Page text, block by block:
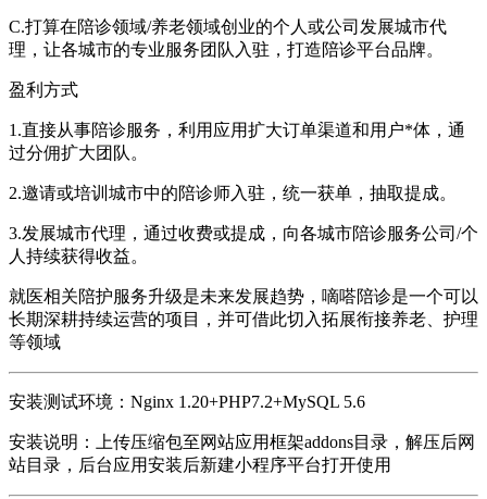
C.打算在陪诊领域/养老领域创业的个人或公司发展城市代
理，让各城市的专业服务团队入驻，打造陪诊平台品牌。
盈利方式
1.直接从事陪诊服务，利用应用扩大订单渠道和用户*体，通
过分佣扩大团队。
2.邀请或培训城市中的陪诊师入驻，统一获单，抽取提成。
3.发展城市代理，通过收费或提成，向各城市陪诊服务公司/个
人持续获得收益。
就医相关陪护服务升级是未来发展趋势，嘀嗒陪诊是一个可以
长期深耕持续运营的项目，并可借此切入拓展衔接养老、护理
等领域
安装测试环境：Nginx 1.20+PHP7.2+MySQL 5.6
安装说明：上传压缩包至网站应用框架addons目录，解压后网
站目录，后台应用安装后新建小程序平台打开使用